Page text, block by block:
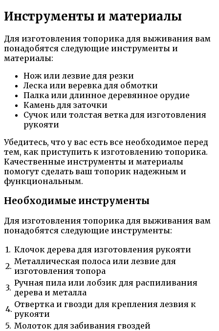
Инструменты и материалы
Для изготовления топорика для выживания вам
понадобятся следующие инструменты и
материалы:
Нож или лезвие для резки
Леска или веревка для обмотки
Палка или длинное деревянное орудие
Камень для заточки
Сучок или толстая ветка для изготовления
рукояти
Убедитесь, что у вас есть все необходимое перед
тем, как приступить к изготовлению топорика.
Качественные инструменты и материалы
помогут сделать ваш топорик надежным и
функциональным.
Необходимые инструменты
Для изготовления топорика для выживания вам
понадобятся следующие инструменты:
1. Клочок дерева для изготовления рукояти
2. Металлическая полоса или лезвие для
изготовления топора
3. Ручная пила или лобзик для распиливания
дерева и металла
4. Отвертка и гвозди для крепления лезвия к
рукояти
5. Молоток для забивания гвоздей